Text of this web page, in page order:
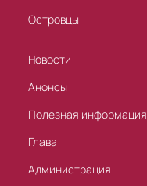
Островцы
Новости
Анонсы
Полезная информация
Глава
Администрация